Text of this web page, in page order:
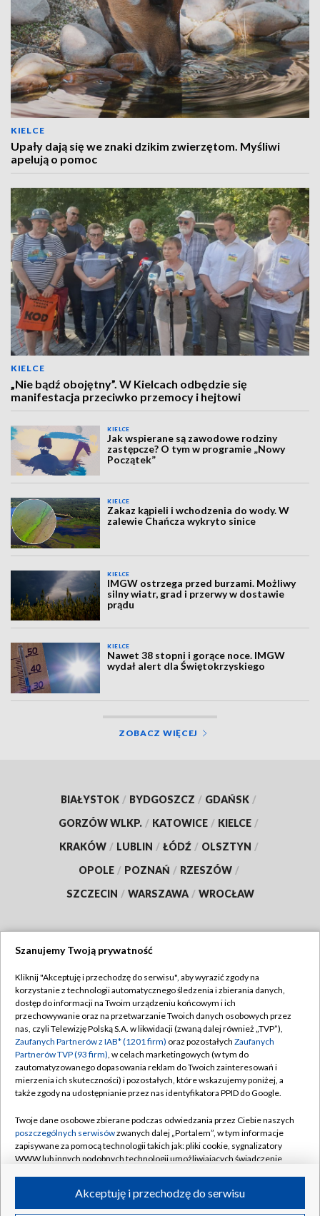
KIELCE
Upały dają się we znaki dzikim zwierzętom. Myśliwi
apelują o pomoc
KIELCE
„Nie bądź obojętny”. W Kielcach odbędzie się
manifestacja przeciwko przemocy i hejtowi
KIELCE
Jak wspierane są zawodowe rodziny
zastępcze? O tym w programie „Nowy
Początek”
KIELCE
Zakaz kąpieli i wchodzenia do wody. W
zalewie Chańcza wykryto sinice
KIELCE
IMGW ostrzega przed burzami. Możliwy
silny wiatr, grad i przerwy w dostawie
prądu
KIELCE
Nawet 38 stopni i gorące noce. IMGW
wydał alert dla Świętokrzyskiego
ZOBACZ WIĘCEJ
BIAŁYSTOK / BYDGOSZCZ / GDAŃSK /
GORZÓW WLKP. / KATOWICE / KIELCE /
KRAKÓW / LUBLIN / ŁÓDŹ / OLSZTYN /
OPOLE / POZNAŃ / RZESZÓW /
SZCZECIN / WARSZAWA / WROCŁAW
TVP
Abonament TVP
Emisja w TVP
Centrum informacji TVP
Naziemna Telewizja Cyfrowa
Rada Programowa
System NOS
Informacje o nadawcy
Program dla prasy
Regulamin TVP
Polityka prywatności
Moje zgody
Pomoc
Kontakt
Kanały
Szanujemy Twoją prywatność
Kliknij "Akceptuję i przechodzę do serwisu", aby wyrazić zgody na
korzystanie z technologii automatycznego śledzenia i zbierania danych,
dostęp do informacji na Twoim urządzeniu końcowym i ich
przechowywanie oraz na przetwarzanie Twoich danych osobowych przez
nas, czyli Telewizję Polską S.A. w likwidacji (zwaną dalej również „TVP”),
Zaufanych Partnerów z IAB* (1201 firm) oraz pozostałych Zaufanych
Partnerów TVP (93 firm), w celach marketingowych (w tym do
zautomatyzowanego dopasowania reklam do Twoich zainteresowań i
mierzenia ich skuteczności) i pozostałych, które wskazujemy poniżej, a
także zgody na udostępnianie przez nas identyfikatora PPID do Google.
Twoje dane osobowe zbierane podczas odwiedzania przez Ciebie naszych
poszczególnych serwisówzwanych dalej „Portalem”, w tym informacje
zapisywane za pomocą technologii takich jak: pliki cookie, sygnalizatory
WWW lub innych podobnych technologii umożliwiających świadczenie
ruchu w Internecie.Akceptuję i przechodzę do serwisu